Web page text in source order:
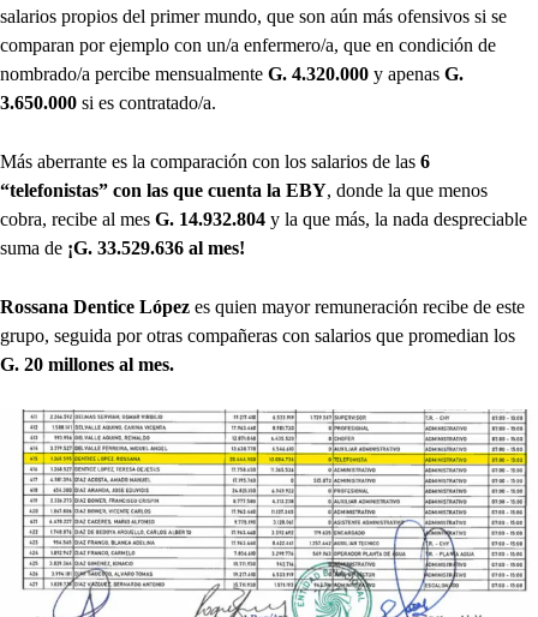
salarios propios del primer mundo, que son aún más ofensivos si se
comparan por ejemplo con un/a enfermero/a, que en condición de
nombrado/a percibe mensualmente G. 4.320.000 y apenas G.
3.650.000 si es contratado/a.
Más aberrante es la comparación con los salarios de las 6
“telefonistas” con las que cuenta la EBY, donde la que menos
cobra, recibe al mes G. 14.932.804 y la que más, la nada despreciable
suma de ¡G. 33.529.636 al mes!
Rossana Dentice López es quien mayor remuneración recibe de este
grupo, seguida por otras compañeras con salarios que promedian los
G. 20 millones al mes.